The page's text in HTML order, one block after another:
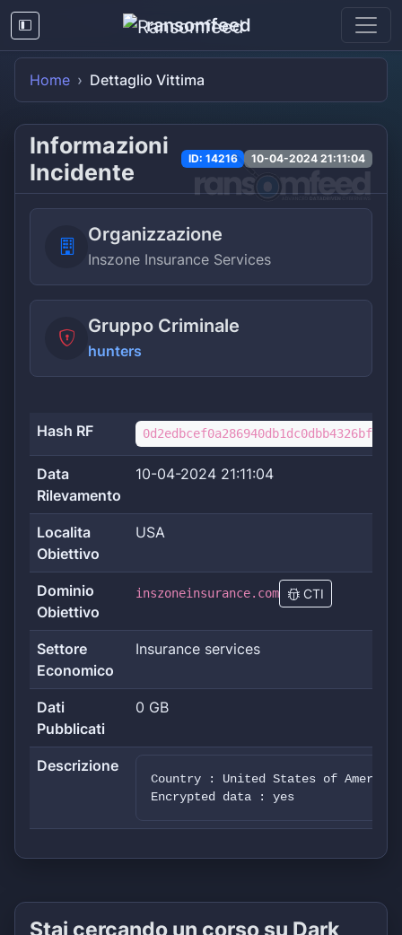
ransomfeed
Home Dettaglio Vittima
Informazioni
Incidente
ID: 14216 10-04-2024 21:11:04
Organizzazione
Inszone Insurance Services
Gruppo Criminale
hunters
Hash RF
Data
Rilevamento
10-04-2024 21:11:04
Localita
Obiettivo
USA
Dominio
Obiettivo
inszoneinsurance.com CTI
Settore
Economico
Insurance services
Dati
Pubblicati
0 GB
Descrizione
Country : United States of
Encrypted data : yes
Stai cercando un corso su Dark